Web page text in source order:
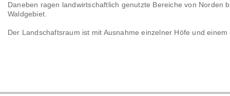
Daneben ragen landwirtschaftlich genutzte Bereiche von
Waldgebiet.
Der Landschaftsraum ist mit Ausnahme einzelner Höfe und